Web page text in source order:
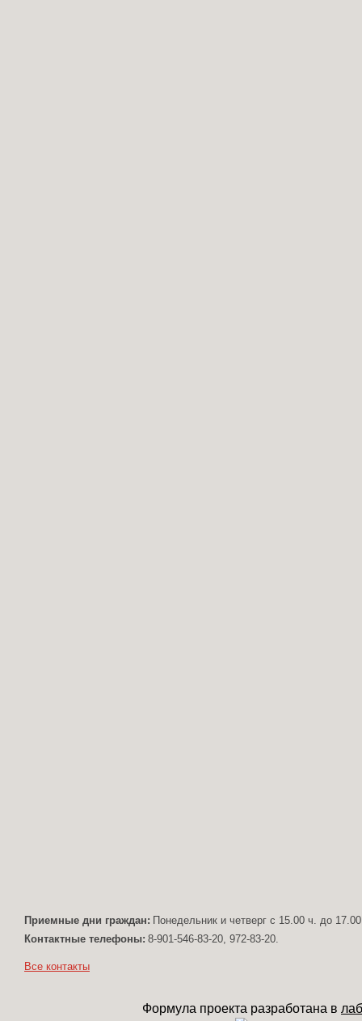
Приемные дни граждан: Понедельник и четверг с 15.00 ч. до
Контактные телефоны: 8-901-546-83-20, 972-83-20.
Все контакты
Формула проекта разработана в